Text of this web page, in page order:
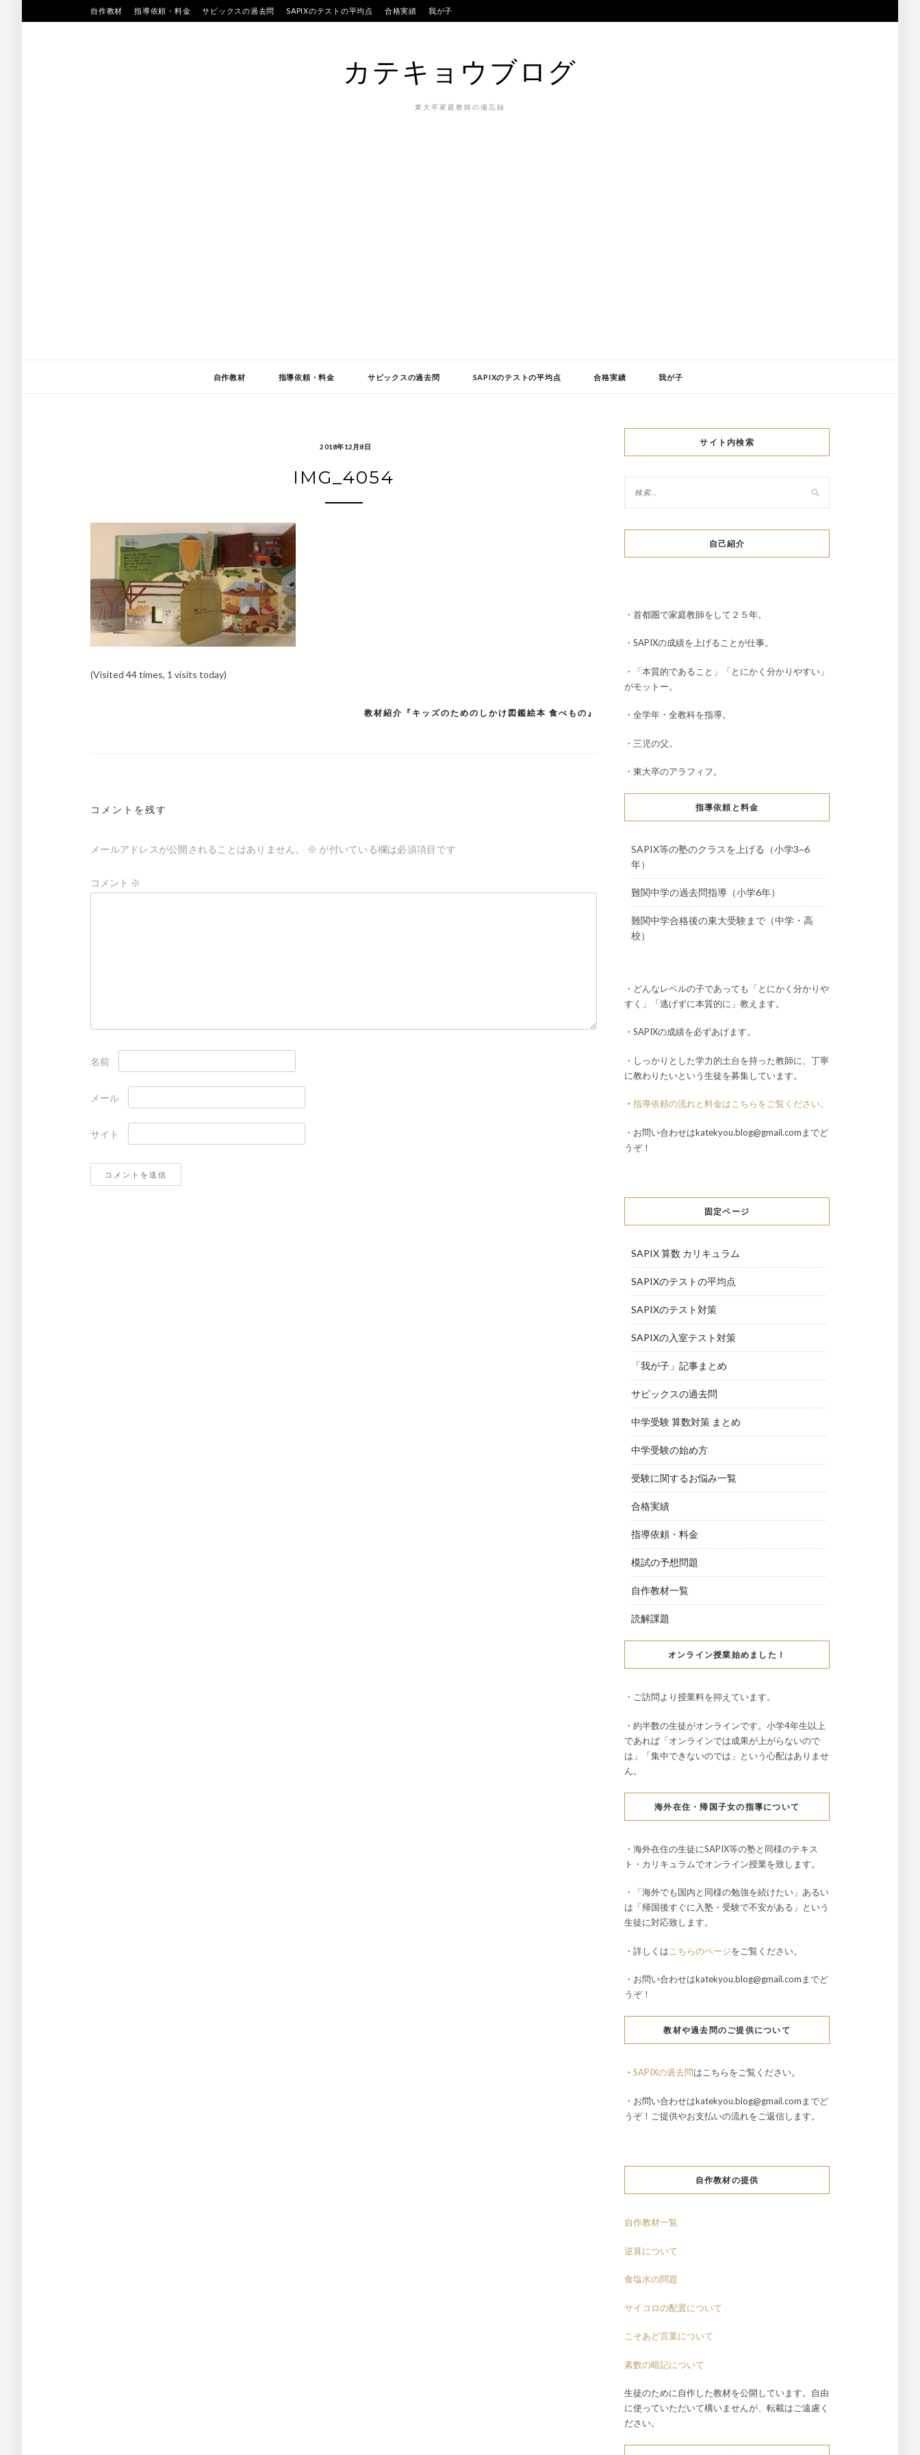
to
自作教材 指導依頼・料金 サピックスの過去問 SAPIXのテストの平均点 合格実績 我が子
カテキョウブログ
東大卒家庭教師の備忘録
自作教材 指導依頼・料金 サピックスの過去問 SAPIXのテストの平均点 合格実績 我が子
2018年12月8日
IMG_4054
(Visited 44 times, 1 visits today)
ゲ
シ
ョ
教材紹介『キッズのためのしかけ図鑑絵本 食べもの』
コメントを残す
メールアドレスが公開されることはありません。 ※ が付いている欄は必須項目です
コメント ※
名前
メール
サイト
サイト内検索
自己紹介
・首都圏で家庭教師をして２５年。
・SAPIXの成績を上げることが仕事。
・「本質的であること」「とにかく分かりやすい」
がモットー。
・全学年・全教科を指導。
・三児の父。
・東大卒のアラフィフ。
指導依頼と料金
SAPIX等の塾のクラスを上げる（小学3~6
年）
難関中学の過去問指導（小学6年）
難関中学合格後の東大受験まで（中学・高
校）
・どんなレベルの子であっても「とにかく分かりや
すく」「逃げずに本質的に」教えます。
・SAPIXの成績を必ずあげます。
・しっかりとした学力的土台を持った教師に、丁寧
に教わりたいという生徒を募集しています。
・ 指導依頼の流れと料金はこちらをご覧ください。
・お問い合わせはkatekyou.blog@gmail.comまでど
うぞ！
固定ページ
SAPIX 算数 カリキュラム
SAPIXのテストの平均点
SAPIXのテスト対策
SAPIXの入室テスト対策
「我が子」記事まとめ
サピックスの過去問
中学受験 算数対策 まとめ
中学受験の始め方
受験に関するお悩み一覧
合格実績
指導依頼・料金
模試の予想問題
自作教材一覧
読解課題
オンライン授業始めました！
・ご訪問より授業料を抑えています。
・約半数の生徒がオンラインです。小学4年生以上
であれば「オンラインでは成果が上がらないので
は」「集中できないのでは」という心配はありませ
ん。
海外在住・帰国子女の指導について
・海外在住の生徒にSAPIX等の塾と同様のテキス
ト・カリキュラムでオンライン授業を致します。
・「海外でも国内と同様の勉強を続けたい」あるい
は「帰国後すぐに入塾・受験で不安がある」という
生徒に対応致します。
・詳しくは こちらのページをご覧ください。
・お問い合わせはkatekyou.blog@gmail.comまでど
うぞ！
教材や過去問のご提供について
・ SAPIXの過去問はこちらをご覧ください。
・お問い合わせはkatekyou.blog@gmail.comまでど
うぞ！ご提供やお支払いの流れをご返信します。
自作教材の提供
自作教材一覧
逆算について
食塩水の問題
サイコロの配置について
こそあど言葉について
素数の暗記について
生徒のために自作した教材を公開しています。自由
に使っていただいて構いませんが、転載はご遠慮く
ださい。